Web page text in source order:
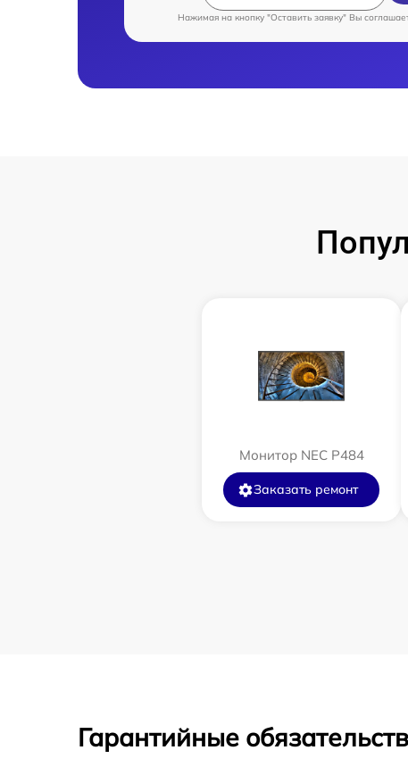
Нажимая на кнопку "Оставить заявку" Вы
Монитор NEC P484
Заказать ремонт
Гарантийные